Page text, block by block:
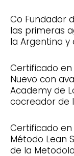
Co Fundador
las primeras
la Argentina y
Certificado en
Nuevo con
Academy de
cocreador de
Certificado
Método Lean
de la